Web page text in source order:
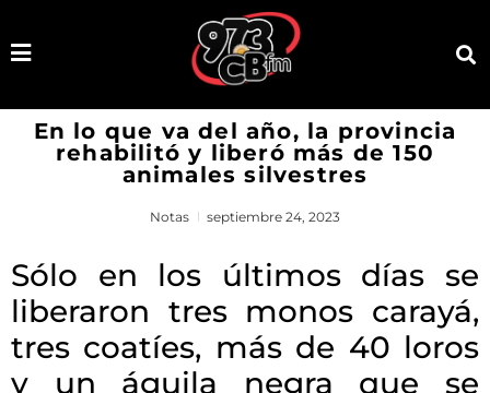
En lo que va del año, la provincia
rehabilitó y liberó más de 150
animales silvestres
Notas septiembre 24, 2023
Sólo en los últimos días se
liberaron tres monos carayá,
tres coatíes, más de 40 loros
y un águila negra que se